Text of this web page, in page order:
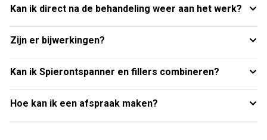
Kan ik direct na de behandeling weer aan het werk?
Zijn er bijwerkingen?
Kan ik Spierontspanner en fillers combineren?
Hoe kan ik een afspraak maken?